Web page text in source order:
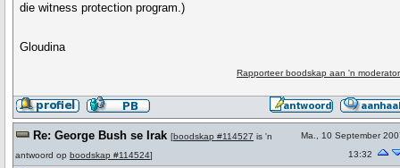
die witness protection program.)
Gloudina
Rapporteer boodskap aan 'n moderator
Re: George Bush se Irak [boodskap #114527 is 'n
antwoord op boodskap #114524]
Ma., 10 September
13:32